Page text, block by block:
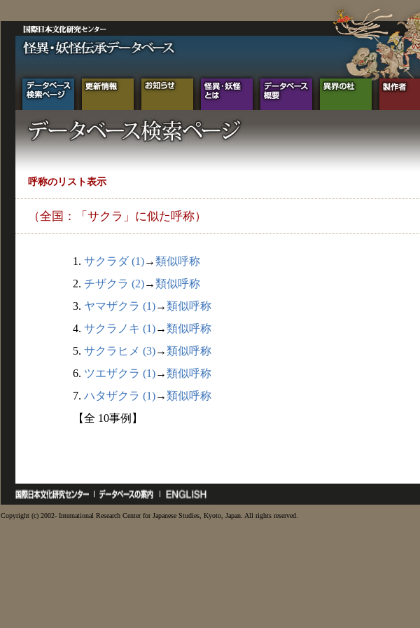
呼称のリスト表示
（全国：「サクラ」に似た呼称）
1. サクラダ (1)→類似呼称
2. チザクラ (2)→類似呼称
3. ヤマザクラ (1)→類似呼称
4. サクラノキ (1)→類似呼称
5. サクラヒメ (3)→類似呼称
6. ツエザクラ (1)→類似呼称
7. ハタザクラ (1)→類似呼称
【全 10事例】
Copyright (c) 2002- International Research Center for Japanese Studies, Kyoto, Japan. All rights reserved.